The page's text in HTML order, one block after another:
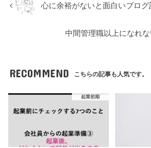
心に余裕がないと面白いブロ
中間管理職以上になれ
RECOMMEND こちらの記事も人気です。
起業初期